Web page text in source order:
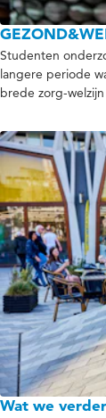
Studenten
langere periode
brede zorg-
Wat we